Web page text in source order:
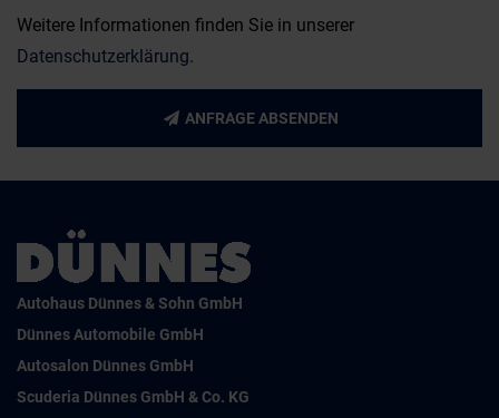
Weitere Informationen finden Sie in unserer
Datenschutzerklärung.
ANFRAGE ABSENDEN
Autohaus Dünnes & Sohn GmbH
Dünnes Automobile GmbH
Autosalon Dünnes GmbH
Scuderia Dünnes GmbH & Co. KG